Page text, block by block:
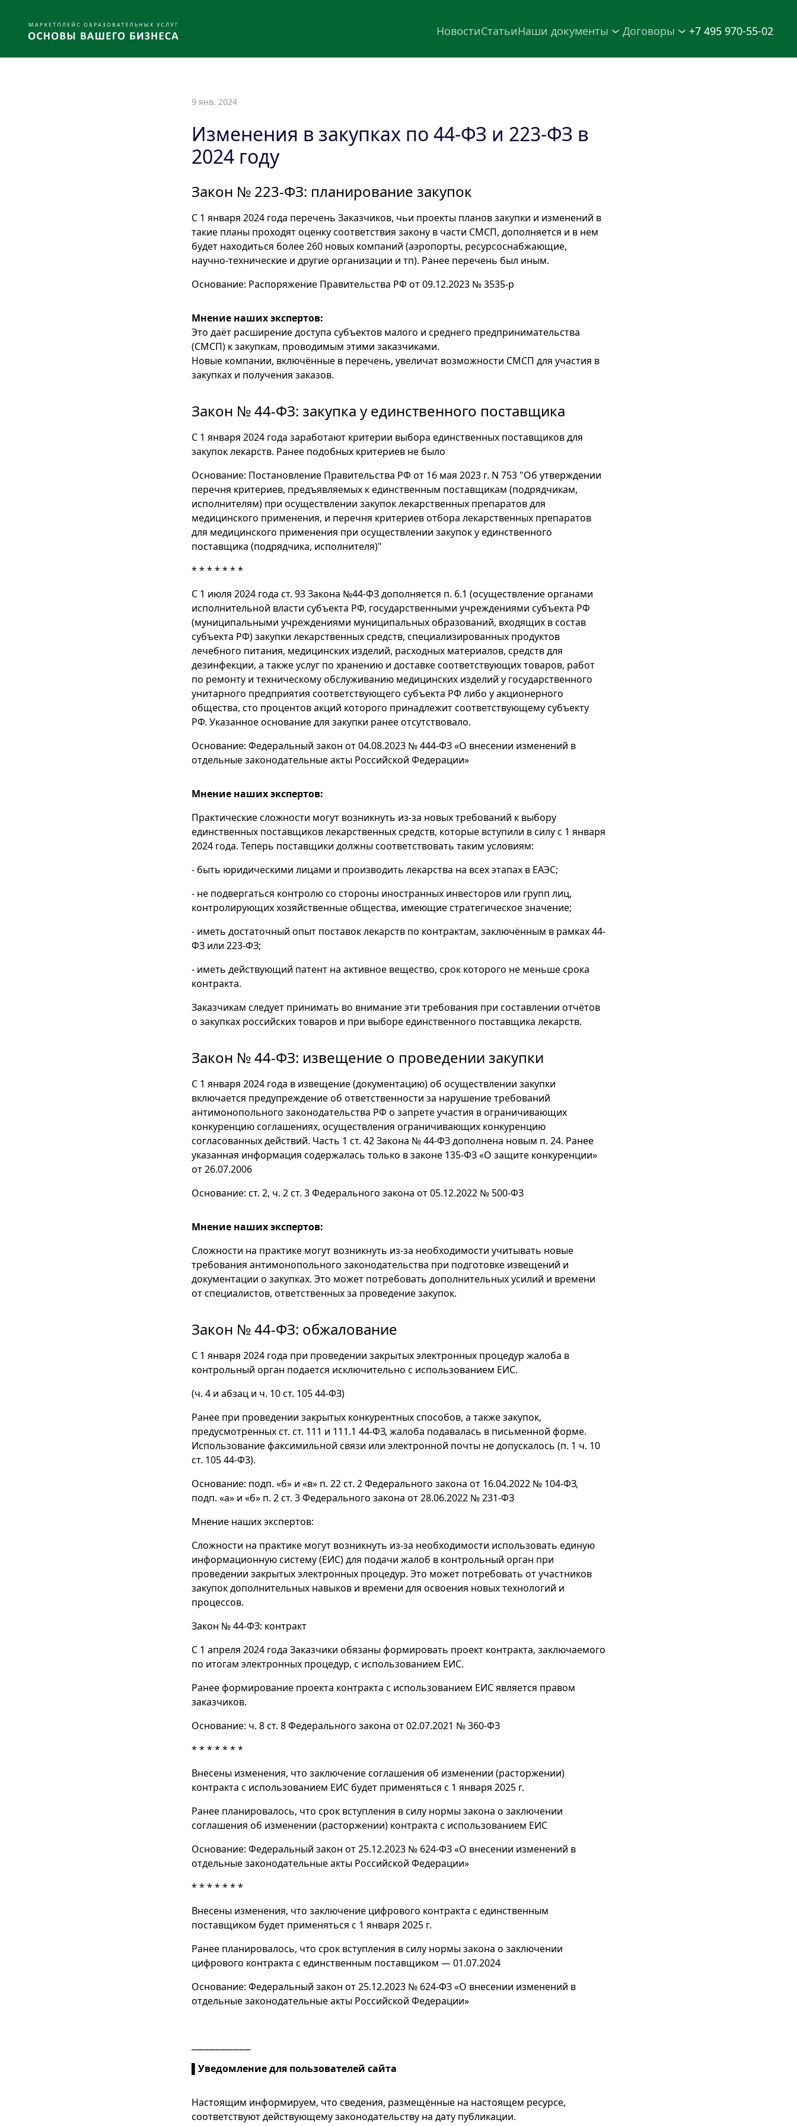
НовостиСтатьиНаши документы Договоры +7 495 970-55-02
9 янв. 2024
Изменения в закупках по 44‑ФЗ и 223‑ФЗ в
2024 году
Закон № 223-ФЗ: планирование закупок
С 1 января 2024 года перечень Заказчиков, чьи проекты планов закупки и изменений в
такие планы проходят оценку соответствия закону в части СМСП, дополняется и в нем
будет находиться более 260 новых компаний (аэропорты, ресурсоснабжающие,
научно-технические и другие организации и тп). Ранее перечень был иным.
Основание: Распоряжение Правительства РФ от 09.12.2023 № 3535-р
Мнение наших экспертов:
Это даёт расширение доступа субъектов малого и среднего предпринимательства
(СМСП) к закупкам, проводимым этими заказчиками.
Новые компании, включённые в перечень, увеличат возможности СМСП для участия в
закупках и получения заказов.
Закон № 44-ФЗ: закупка у единственного поставщика
С 1 января 2024 года заработают критерии выбора единственных поставщиков для
закупок лекарств. Ранее подобных критериев не было
Основание: Постановление Правительства РФ от 16 мая 2023 г. N 753 "Об утверждении
перечня критериев, предъявляемых к единственным поставщикам (подрядчикам,
исполнителям) при осуществлении закупок лекарственных препаратов для
медицинского применения, и перечня критериев отбора лекарственных препаратов
для медицинского применения при осуществлении закупок у единственного
поставщика (подрядчика, исполнителя)"
* * * * * * *
С 1 июля 2024 года ст. 93 Закона №44-ФЗ дополняется п. 6.1 (осуществление органами
исполнительной власти субъекта РФ, государственными учреждениями субъекта РФ
(муниципальными учреждениями муниципальных образований, входящих в состав
субъекта РФ) закупки лекарственных средств, специализированных продуктов
лечебного питания, медицинских изделий, расходных материалов, средств для
дезинфекции, а также услуг по хранению и доставке соответствующих товаров, работ
по ремонту и техническому обслуживанию медицинских изделий у государственного
унитарного предприятия соответствующего субъекта РФ либо у акционерного
общества, сто процентов акций которого принадлежит соответствующему субъекту
РФ. Указанное основание для закупки ранее отсутствовало.
Основание: Федеральный закон от 04.08.2023 № 444-ФЗ «О внесении изменений в
отдельные законодательные акты Российской Федерации»
Мнение наших экспертов:
Практические сложности могут возникнуть из-за новых требований к выбору
единственных поставщиков лекарственных средств, которые вступили в силу с 1 января
2024 года. Теперь поставщики должны соответствовать таким условиям:
- быть юридическими лицами и производить лекарства на всех этапах в ЕАЭС;
- не подвергаться контролю со стороны иностранных инвесторов или групп лиц,
контролирующих хозяйственные общества, имеющие стратегическое значение;
- иметь достаточный опыт поставок лекарств по контрактам, заключённым в рамках 44-
ФЗ или 223-ФЗ;
- иметь действующий патент на активное вещество, срок которого не меньше срока
контракта.
Заказчикам следует принимать во внимание эти требования при составлении отчётов
о закупках российских товаров и при выборе единственного поставщика лекарств.
Закон № 44-ФЗ: извещение о проведении закупки
С 1 января 2024 года в извещение (документацию) об осуществлении закупки
включается предупреждение об ответственности за нарушение требований
антимонопольного законодательства РФ о запрете участия в ограничивающих
конкуренцию соглашениях, осуществления ограничивающих конкуренцию
согласованных действий. Часть 1 ст. 42 Закона № 44-ФЗ дополнена новым п. 24. Ранее
указанная информация содержалась только в законе 135-ФЗ «О защите конкуренции»
от 26.07.2006
Основание: ст. 2, ч. 2 ст. 3 Федерального закона от 05.12.2022 № 500-ФЗ
Мнение наших экспертов:
Сложности на практике могут возникнуть из-за необходимости учитывать новые
требования антимонопольного законодательства при подготовке извещений и
документации о закупках. Это может потребовать дополнительных усилий и времени
от специалистов, ответственных за проведение закупок.
Закон № 44-ФЗ: обжалование
С 1 января 2024 года при проведении закрытых электронных процедур жалоба в
контрольный орган подается исключительно с использованием ЕИС.
(ч. 4 и абзац и ч. 10 ст. 105 44-ФЗ)
Ранее при проведении закрытых конкурентных способов, а также закупок,
предусмотренных ст. ст. 111 и 111.1 44-ФЗ, жалоба подавалась в письменной форме.
Использование факсимильной связи или электронной почты не допускалось (п. 1 ч. 10
ст. 105 44-ФЗ).
Основание: подп. «б» и «в» п. 22 ст. 2 Федерального закона от 16.04.2022 № 104-ФЗ,
подп. «а» и «б» п. 2 ст. 3 Федерального закона от 28.06.2022 № 231-ФЗ
Мнение наших экспертов:
Сложности на практике могут возникнуть из-за необходимости использовать единую
информационную систему (ЕИС) для подачи жалоб в контрольный орган при
проведении закрытых электронных процедур. Это может потребовать от участников
закупок дополнительных навыков и времени для освоения новых технологий и
процессов.
Закон № 44-ФЗ: контракт
С 1 апреля 2024 года Заказчики обязаны формировать проект контракта, заключаемого
по итогам электронных процедур, с использованием ЕИС.
Ранее формирование проекта контракта с использованием ЕИС является правом
заказчиков.
Основание: ч. 8 ст. 8 Федерального закона от 02.07.2021 № 360-ФЗ
* * * * * * *
Внесены изменения, что заключение соглашения об изменении (расторжении)
контракта с использованием ЕИС будет применяться с 1 января 2025 г.
Ранее планировалось, что срок вступления в силу нормы закона о заключении
соглашения об изменении (расторжении) контракта с использованием ЕИС
Основание: Федеральный закон от 25.12.2023 № 624-ФЗ «О внесении изменений в
отдельные законодательные акты Российской Федерации»
* * * * * * *
Внесены изменения, что заключение цифрового контракта с единственным
поставщиком будет применяться с 1 января 2025 г.
Ранее планировалось, что срок вступления в силу нормы закона о заключении
цифрового контракта с единственным поставщиком — 01.07.2024
Основание: Федеральный закон от 25.12.2023 № 624-ФЗ «О внесении изменений в
отдельные законодательные акты Российской Федерации»
Уведомление для пользователей сайта
Настоящим информируем, что сведения, размещённые на настоящем ресурсе,
соответствуют действующему законодательству на дату публикации.